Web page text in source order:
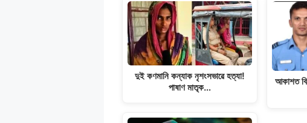
দুই কণমানি কন্যাক নৃশংসভাৱে হত্যা!
পাষাণ মাতৃক…
আকাশত